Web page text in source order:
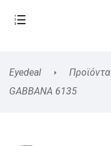
Eyedeal Προϊόντα
GABBANA 6135